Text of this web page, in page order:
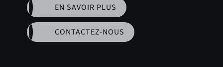
EN SAVOIR PLUS
CONTACTEZ-NOUS